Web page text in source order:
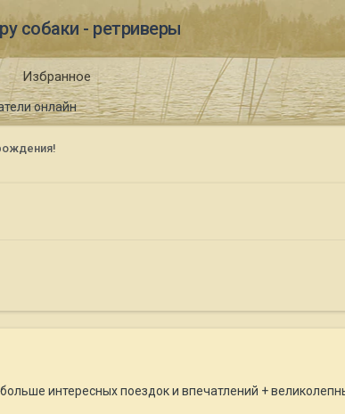
собаки - ретриверы
онлайн
Избранное
интересных поездок и впечатлений +